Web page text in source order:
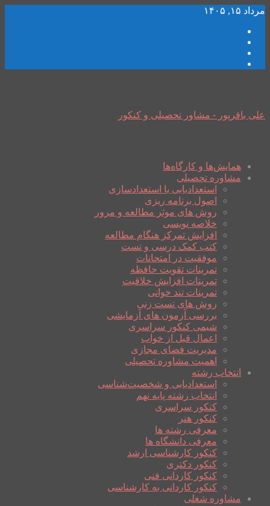
مرداد ۱۵, ۱۴۰۵
علی باقرپور - مشاور تحصیلی و کنکور
همایش‌ها و کارگاه‌ها
مشاوره تحصیلی
استعدادیابی یا استعدادسازی
اصول برنامه ریزی
روش های موثر مطالعه و مرور
خلاصه نویسی
افزایش تمرکز هنگام مطالعه
کتب کمک درسی و تست
موفقیت در امتحانات
تمرینات تقویت حافظه
تمرینات افزایش خلاقیت
تمرینات تند خوانی
روش های تست زنی
بررسی آزمون های آزمایشی
شیمی کنکور سراسری
اعمال قبل از خواب
مدیریت فضای مجازی
اهمیت مشاوره تحصیلی
انتخاب رشته
استعدادیابی و شخصیت‌شناسی
انتخاب رشته پایه نهم
کنکور سراسری
کنکور هنر
معرفی رشته ها
معرفی دانشگاه ها
کنکور کارشناسی ارشد
کنکور دکتری
کنکور کاردانی فنی
کنکور کاردانی به کارشناسی
مشاوره شغلی